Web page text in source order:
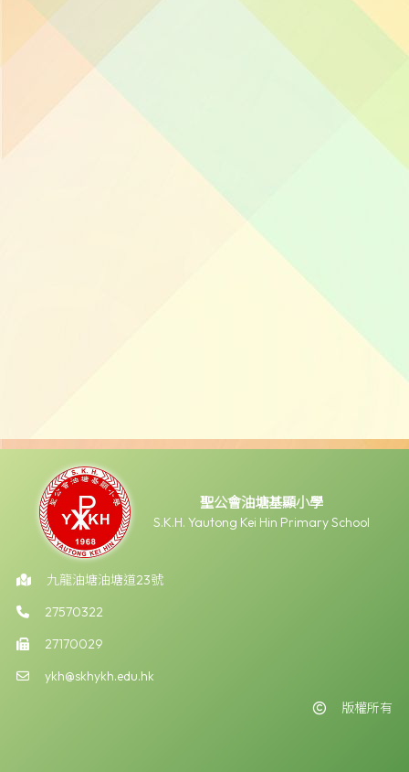
聖公會油塘基顯小學
S.K.H. Yautong Kei Hin Primary School
九龍油塘油塘道23號
27570322
27170029
ykh@skhykh.edu.hk
版權所有